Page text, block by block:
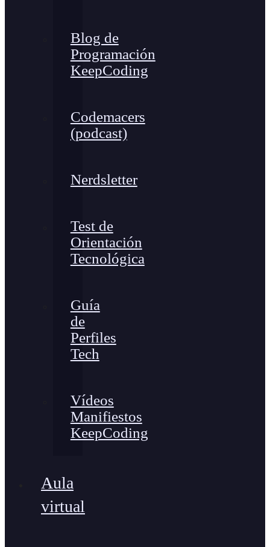
Blog de
Programación
KeepCoding
Codemacers
(podcast)
Nerdsletter
Test de
Orientación
Tecnológica
Guía
de
Perfiles
Tech
Vídeos
Manifiestos
KeepCoding
Aula
virtual